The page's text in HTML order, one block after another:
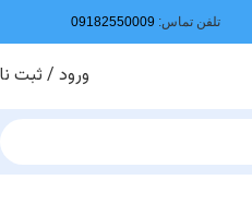
تلفن تماس:
ورود / ثبت